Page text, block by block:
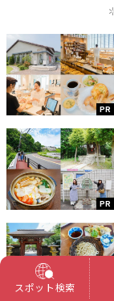
PR
PR
スポット検索